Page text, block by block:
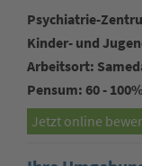
Psychiatrie-
Kinder- und
Arbeitsort:
Pensum: 60 - 100%
Jetzt online